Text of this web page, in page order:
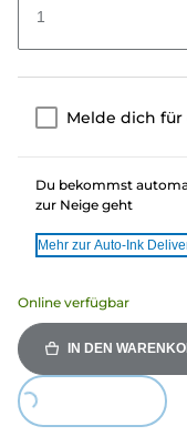
1
Melde dich für
Du bekommst
zur Neige geht
Mehr zur Auto-Ink
Online verfügbar
IN DEN
Loading...